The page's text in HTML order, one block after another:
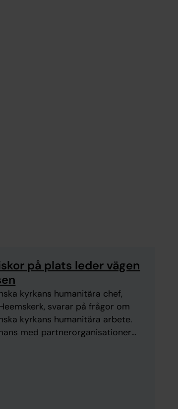
på plats leder vägen
kyrkans humanitära chef,
svarar på frågor om
kyrkans humanitära arbete.
med partnerorganisationer